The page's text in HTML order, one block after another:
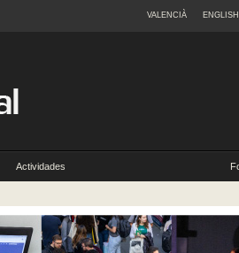
VALENCIÀ ENGLISH
Actividades